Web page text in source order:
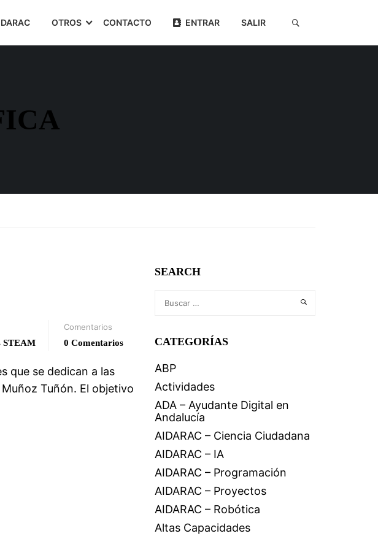
OTROS CONTACTO ENTRAR SALIR
STEAM
Comentarios
0 Comentarios
que se dedican a las
Tuñón. El objetivo
SEARCH
CATEGORÍAS
ABP
Actividades
ADA – Ayudante Digital en
Andalucía
AIDARAC – Ciencia Ciudadana
AIDARAC – IA
AIDARAC – Programación
AIDARAC – Proyectos
AIDARAC – Robótica
Altas Capacidades